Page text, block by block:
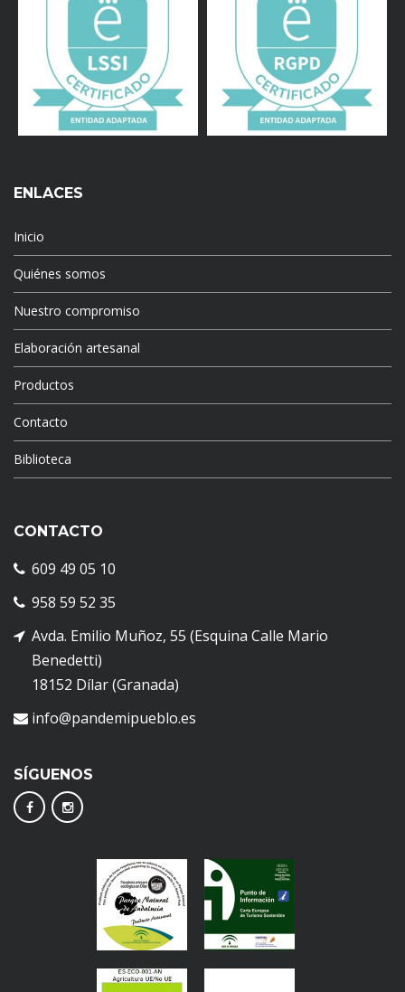
ENLACES
Inicio
Quiénes somos
Nuestro compromiso
Elaboración artesanal
Productos
Contacto
Biblioteca
CONTACTO
609 49 05 10
958 59 52 35
Avda. Emilio Muñoz, 55 (Esquina Calle Mario
Benedetti)
18152 Dílar (Granada)
info@pandemipueblo.es
SÍGUENOS